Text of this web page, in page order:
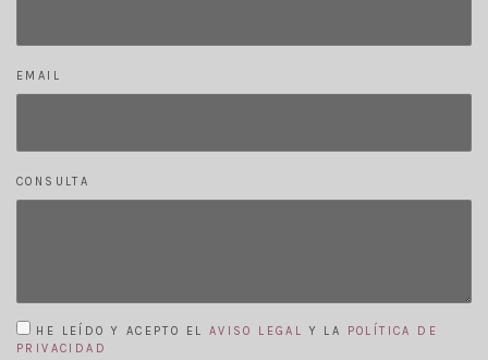
EMAIL
CONSULTA
HE LEÍDO Y ACEPTO EL AVISO LEGAL Y LA
POLÍTICA DE
PRIVACIDAD